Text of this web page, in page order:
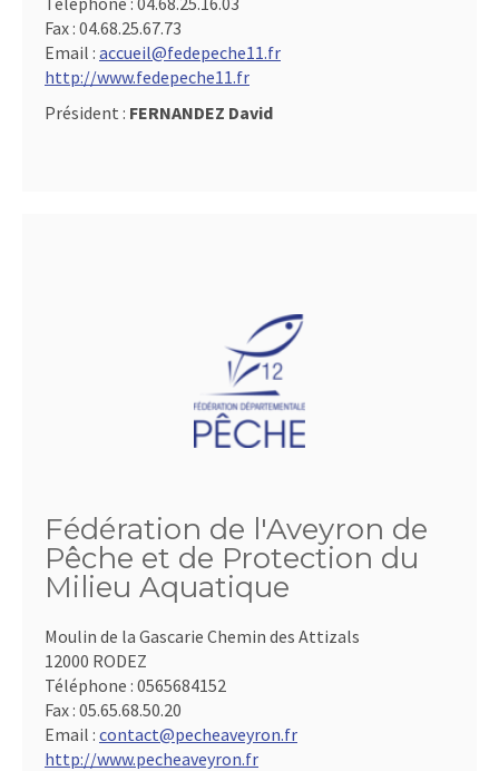
Fax : 04.68.25.67.73
Email : accueil@fedepeche11.fr
http://www.fedepeche11.fr
Président : FERNANDEZ David
Fédération de l'Aveyron de
Pêche et de Protection du
Milieu Aquatique
Moulin de la Gascarie Chemin des Attizals
12000 RODEZ
Téléphone : 0565684152
Fax : 05.65.68.50.20
Email : contact@pecheaveyron.fr
http://www.pecheaveyron.fr